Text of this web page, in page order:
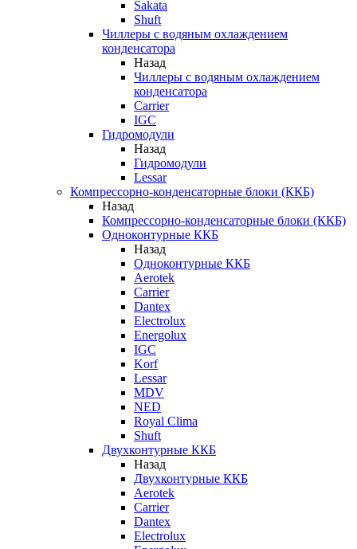
Sakata
Shuft
Чиллеры с водяным охлаждением
конденсатора
Назад
Чиллеры с водяным охлаждением
конденсатора
Carrier
IGC
Гидромодули
Назад
Гидромодули
Lessar
Компрессорно-конденсаторные блоки (ККБ)
Назад
Компрессорно-конденсаторные блоки (ККБ)
Одноконтурные ККБ
Назад
Одноконтурные ККБ
Aerotek
Carrier
Dantex
Electrolux
Energolux
IGC
Korf
Lessar
MDV
NED
Royal Clima
Shuft
Двухконтурные ККБ
Назад
Двухконтурные ККБ
Aerotek
Carrier
Dantex
Electrolux